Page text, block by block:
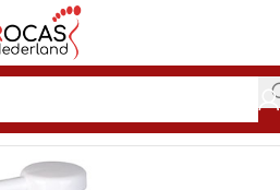
& Reiniging